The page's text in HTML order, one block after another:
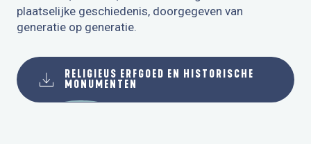
plaatselijke geschiedenis, doorgegeven van
generatie op generatie.
RELIGIEUS ERFGOED EN HISTORISCHE
MONUMENTEN